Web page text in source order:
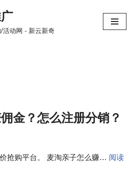
活动网 - 新云新奇
金？怎么注册分销？
抢购平台。 麦淘亲子怎么赚… 阅读